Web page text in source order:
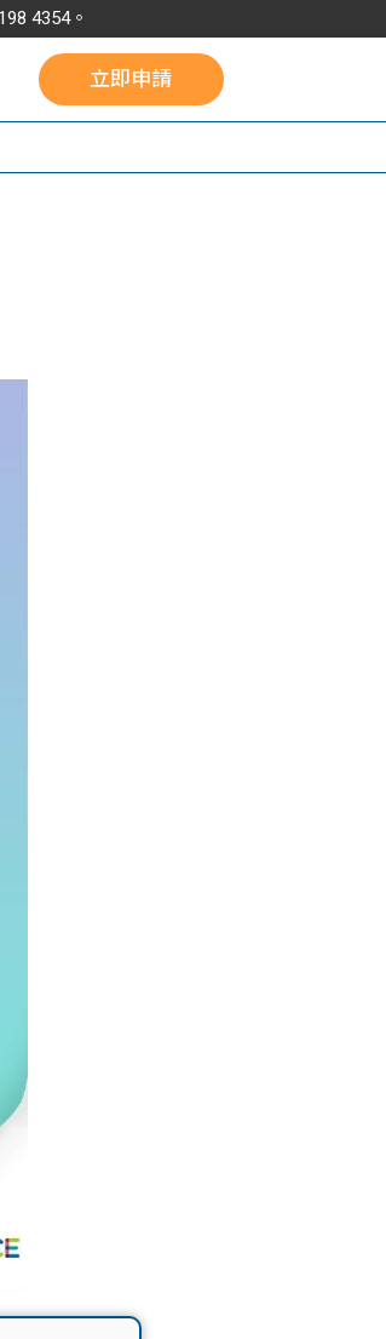
4354。
立即申請